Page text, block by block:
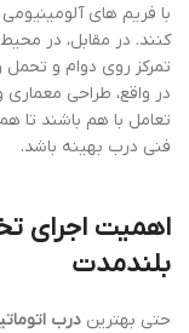
با فریم های
کنند. در مقابل، در
تمرکز روی دوام و تحمل
در واقع، طراحی معماری
تعامل با هم باشند تا
فنی درب بهینه باشد.
اهمیت اجرای
بلندمدت
حتی بهترین درب